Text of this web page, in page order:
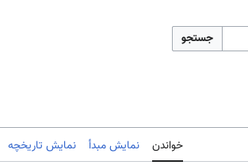
جستجو
خواندن نمایش مبدأ نمایش تاریخچه